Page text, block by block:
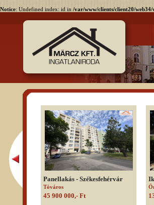
Notice: Undefined index: id in /var/www/clients/client20/
Panellakás - Székesfehérvár
Tóváros
45 900 000,- Ft